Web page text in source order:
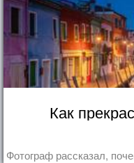
Как
Фотограф рассказал,